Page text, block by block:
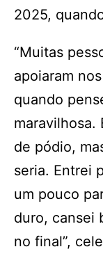
2025,
“Muitas
apoiaram
quando
maravilhosa.
de pódio,
seria. Entrei
um pouco
duro, cansei
no final”,